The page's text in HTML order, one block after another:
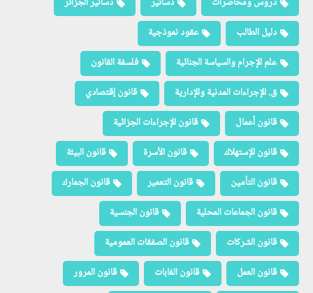
دليل الطالب
عقود نموذجية
علم الإجرام والسياسة الجنائية
فلسفة القانون
ق. الإجراءات المدنية والإدارية
قانون إقتصادي
قانون أعمال
قانون الإجراءات الجزائية
قانون الإستهلاك
قانون الأسرة
قانون البيئة
قانون التأمين
قانون التعمير
قانون الجمارك
قانون الجماعات المحلية
قانون الجنسية
قانون الشركات
قانون الصفقات العمومية
قانون العمل
قانون الغابات
قانون المرور